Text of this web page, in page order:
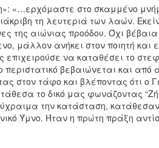
«…ερχόμαστε στο σκαμμένο
τη λευτεριά των λαών.
της αιώνιας προόδου. Όχι
μάλλον ανήκει στον ποιητή και
επιχειρούσε να καταθέσει το
βεβαιώνεται και από
στον τάφο και βλέποντας ότι ο
το δικό μας φωνάζοντας
την κατάσταση,
Ύμνο. Ήταν η πρώτη πράξη